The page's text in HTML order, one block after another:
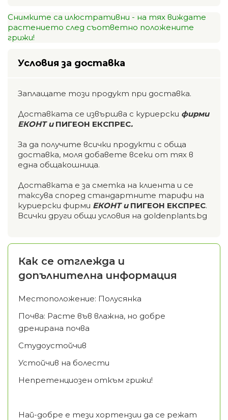
Снимките са илюстративни - на тях виждате
растението след съответно положените
грижи!
Условия за доставка
Заплащате този продукт при доставка.
Доставката се извършва с куриерски фирми
ЕКОНТ и ПИГЕОН ЕКСПРЕС.
За да получите всички продукти с обща
доставка, моля добавете всеки от тях в
една общакошница.
Доставката е за сметка на клиента и се
таксува според стандартните тарифи на
куриерски фирми ЕКОНТ и ПИГЕОН ЕКСПРЕС.
Всички други общи условия на goldenplants.bg
Как се отглежда и
допълнителна информация
Местоположение: Полусянка
Почва: Расте във влажна, но добре
дренирана почва
Студоустойчив
Устойчив на болести
Непретенциозен откъм грижи!
Най-добре е тези хортензии да се режат